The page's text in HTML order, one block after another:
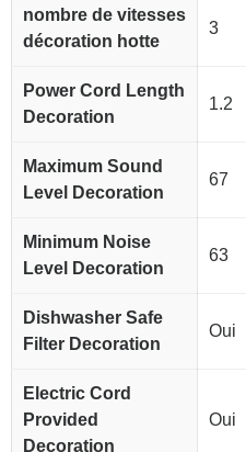
nombre de vitesses
décoration hotte
3
Power Cord Length
Decoration
1.2
Maximum Sound
Level Decoration
67
Minimum Noise
Level Decoration
63
Dishwasher Safe
Filter Decoration
Oui
Electric Cord
Provided
Decoration
Oui